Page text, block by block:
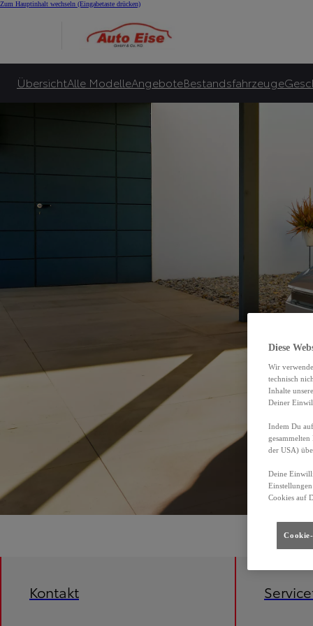
Zum Hauptinhalt wechseln (Eingabetaste drücken)
ÜbersichtAlle ModelleAngeboteBestandsfahrzeuge
Toyota garantiert bis zu 10.000€ E-Bonus***** und zusätzlich bis zu 6.000€
Kontakt
Diese
Wir
technisch
Inhalte
Deiner
Indem Du
der USA)
Deine
Cookies auf